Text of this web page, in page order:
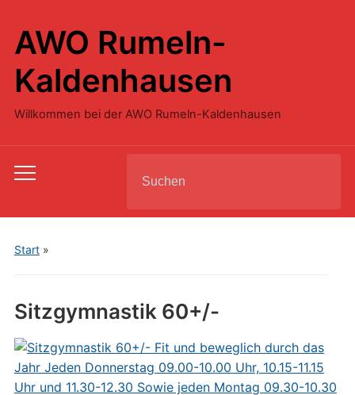
AWO Rumeln-
Kaldenhausen
Willkommen bei der AWO Rumeln-Kaldenhausen
Toggle
menu
for:
Start»
Sitzgymnastik 60+/-